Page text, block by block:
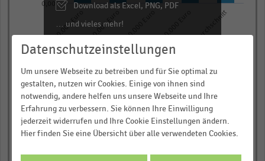
categories.
chart
has
axis
displaying
Durchschnittlicher
Umsatz
je
125.000 bis 250.000 Euro250.000 bis 500.000 Euro500.000 bis 750.000 Euroüber 750.000 EuroDurchschnitt
0,00
© Handelsdaten 2026
End
interactive
chart
Download als Excel, PNG, PDF
… und vieles mehr!
JETZT INFORMIEREN
Datenschutzeinstellungen
Um unsere Webseite zu betreiben und für Sie optimal zu
gestalten, nutzen wir Cookies. Einige von ihnen sind
notwendig, andere helfen uns unsere Webseite und Ihre
Erfahrung zu verbessern. Sie können Ihre Einwilligung
jederzeit widerrufen und Ihre Cookie Einstellungen ändern.
Hier finden Sie eine Übersicht über alle verwendeten Cookies.